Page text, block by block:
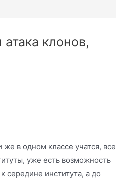
клонов,
в одном классе учатся, все
уже есть возможность
середине института, а до